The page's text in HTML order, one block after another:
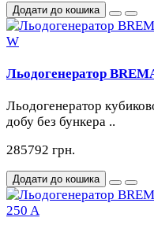
Додати до кошика
Льодогенератор
Льодогенератор
добу без бункера ..
285792 грн.
Додати до кошика